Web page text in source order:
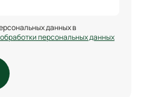
данных в
персональных данных